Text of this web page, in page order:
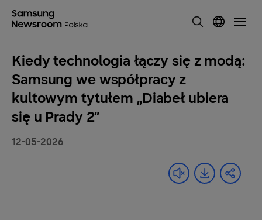
Kiedy technologia łączy się z modą:
Samsung we współpracy z
kultowym tytułem „Diabeł ubiera
się u Prady 2”
12-05-2026